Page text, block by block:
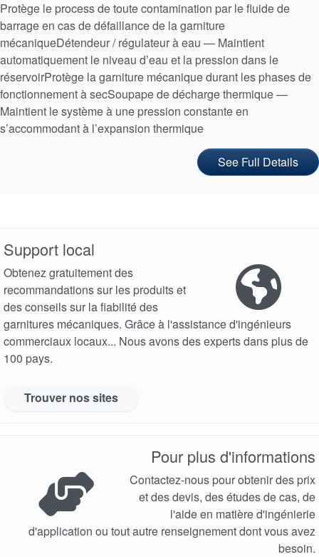
Protège le process de toute contamination par le fluide de
barrage en cas de défaillance de la garniture
mécaniqueDétendeur / régulateur à eau — Maintient
automatiquement le niveau d’eau et la pression dans le
réservoirProtège la garniture mécanique durant les phases de
fonctionnement à secSoupape de décharge thermique —
Maintient le système à une pression constante en
s’accommodant à l’expansion thermique
See Full Details
Support local
Obtenez gratuitement des
recommandations sur les produits et
des conseils sur la fiabilité des
garnitures mécaniques. Grâce à l'assistance d'ingénieurs
commerciaux locaux... Nous avons des experts dans plus de
100 pays.
Trouver nos sites
Pour plus d'informations
Contactez-nous pour obtenir des prix
et des devis, des études de cas, de
l'aide en matière d'ingénierie
d'application ou tout autre renseignement dont vous avez
besoin.